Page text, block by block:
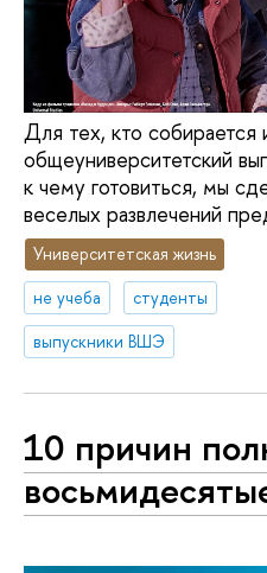
Для тех, кто собирается
общеуниверситетский
к чему готовиться, мы
веселых развлечений
Университетская жизнь
не учеба
студенты
выпускники ВШЭ
10 причин